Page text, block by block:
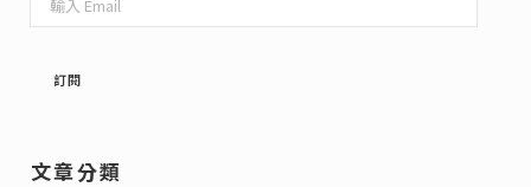
入
訂閱
文章分類